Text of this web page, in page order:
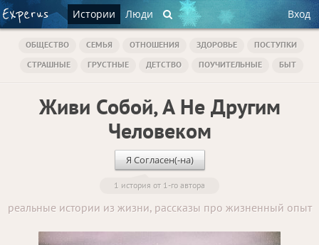
Истории Люди Вход
ОБЩЕСТВО СЕМЬЯ ОТНОШЕНИЯ ЗДОРОВЬЕ
ПОСТУПКИ
СТРАШНЫЕ
ГРУСТНЫЕ ДЕТСТВО ПОУЧИТЕЛЬНЫЕ БЫТ
Живи Собой, А Не Другим
Человеком
Я Согласен(-на)
1 история от 1-го автора
реальные истории из жизни, рассказы про жизненный опыт